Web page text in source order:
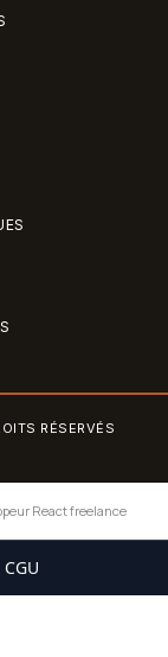
RÉSERVÉS
React freelance
CGU